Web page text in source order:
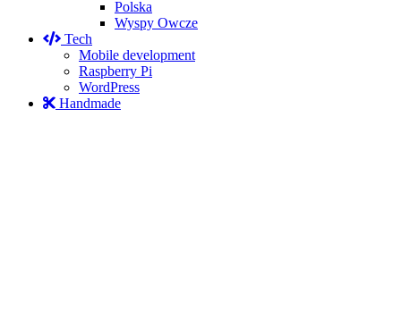
Polska
Wyspy Owcze
Tech
Mobile development
Raspberry Pi
WordPress
Handmade